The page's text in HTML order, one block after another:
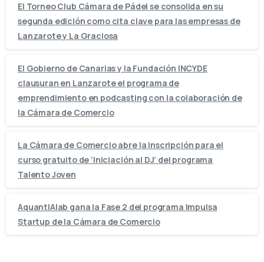
El Torneo Club Cámara de Pádel se consolida en su
segunda edición como cita clave para las empresas de
Lanzarote y La Graciosa
El Gobierno de Canarias y la Fundación INCYDE
clausuran en Lanzarote el programa de
emprendimiento en podcasting con la colaboración de
la Cámara de Comercio
La Cámara de Comercio abre la inscripción para el
curso gratuito de ‘Iniciación al DJ’ del programa
Talento Joven
AquantIAlab gana la Fase 2 del programa Impulsa
Startup de la Cámara de Comercio